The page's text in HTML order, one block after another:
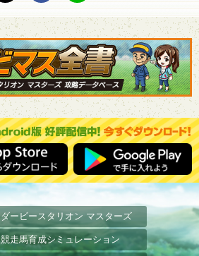
ダービースタリオン マスターズ
競走馬育成シミュレーション